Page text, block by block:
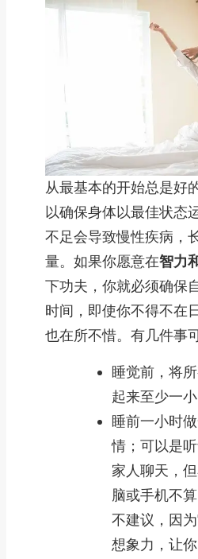
从最基本的开始总是好
以确保身体以最佳状态
不足会导致慢性疾病，
量。如果你愿意在智力
下功夫，你就必须确保
时间，即使你不得不在
也在所不惜。有几件事
睡觉前，将
起来至少一小
睡前一小时
情；可以是
家人聊天，
脑或手机不
不建议，因
想象力，让